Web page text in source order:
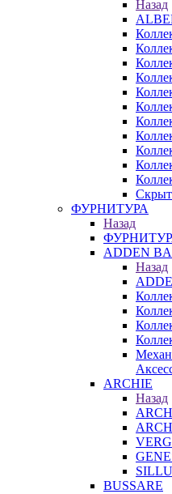
Назад
ФУРНИТУРА
Назад
ADDEN
Назад
ARCHIE
Назад
BUSSARE